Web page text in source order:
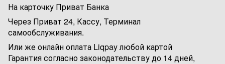
На карточку Приват Банка
Через Приват 24, Кассу, Терминал
самообслуживания.
Или же онлайн оплата Liqpay любой картой
Гарантия согласно законодательству до 14 дней,